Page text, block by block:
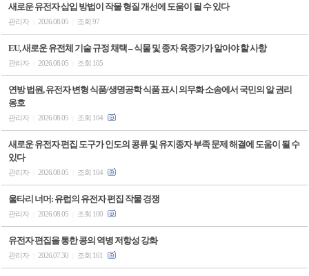
새로운 유전자 삽입 방법이 작물 형질 개선에 도움이 될 수 있다
관리자 2026.08.05 조회 97
EU, 새로운 유전체 기술 규정 채택 – 식물 및 종자 육종가가 알아야 할 사항
관리자 2026.08.05 조회 105
연방 법원, 유전자 변형 식품/생명공학 식품 표시 의무화 소송에서 국민의 알 권리
옹호
관리자 2026.08.05 조회 104
새로운 유전자 편집 도구가 인도의 콩류 및 유지종자 부족 문제 해결에 도움이 될 수
있다
관리자 2026.08.05 조회 104
울타리 너머: 유럽의 유전자 편집 작물 경쟁
관리자 2026.08.05 조회 100
유전자 편집을 통한 콩의 역병 저항성 강화
관리자 2026.07.30 조회 161